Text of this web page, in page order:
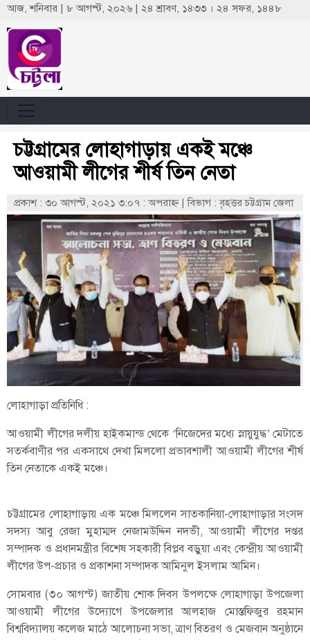
আজ, শনিবার | ৮ আগস্ট, ২০২৬ | ২৪ শ্রাবণ, ১৪৩৩ । ২৪ সফর, ১৪৪৮
চট্টগ্রামের লোহাগাড়ায় একই মঞ্চে
আওয়ামী লীগের শীর্ষ তিন নেতা
প্রকাশ : ৩০ আগস্ট, ২০২১ ৩:০৭ : অপরাহ্ণ |বিভাগ : বৃহত্তর চট্টগ্রাম জেলা
লোহাগাড়া প্রতিনিধি :
আওয়ামী লীগের দলীয় হাইকমান্ড থেকে ‘নিজেদের মধ্যে স্নায়ুযুদ্ধ’ মেটাতে
সতর্কবাণীর পর একসাথে দেখা মিললো প্রভাবশালী আওয়ামী লীগের শীর্ষ
তিন নেতাকে একই মঞ্চে।
চট্টগ্রামের লোহাগাড়ায় এক মঞ্চে মিললেন সাতকানিয়া-লোহাগাড়ার সংসদ
সদস্য আবু রেজা মুহাম্মদ নেজামউদ্দিন নদভী, আওয়ামী লীগের দপ্তর
সম্পাদক ও প্রধানমন্ত্রীর বিশেষ সহকারী বিপ্লব বড়ুয়া এবং কেন্দ্রীয় আওয়ামী
লীগের উপ-প্রচার ও প্রকাশনা সম্পাদক আমিনুল ইসলাম আমিন।
সোমবার (৩০ আগস্ট) জাতীয় শোক দিবস উপলক্ষে লোহাগাড়া উপজেলা
আওয়ামী লীগের উদ্যোগে উপজেলার আলহাজ মোস্তফিজুর রহমান
বিশ্ববিদ্যালয় কলেজ মাঠে আলোচনা সভা, ত্রাণ বিতরণ ও মেজবান অনুষ্ঠানে